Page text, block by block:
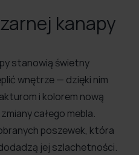
kanapy
stanowią świetny
wnętrze — dzięki nim
i kolorem nową
całego mebla.
poszewek, która
jej szlachetności.